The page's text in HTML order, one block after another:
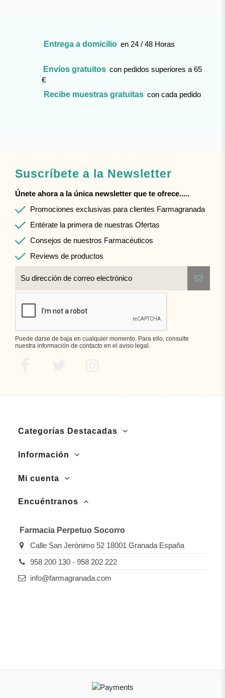
Entrega a domicilio en 24 / 48 Horas
Envíos gratuitos con pedidos superiores a 65
€
Recibe muestras gratuitas con cada pedido
Suscríbete a la Newsletter
Únete ahora a la única newsletter que te ofrece.....
Promociones exclusivas para clientes Farmagranada
Entérate la primera de nuestras Ofertas
Consejos de nuestros Farmacéuticos
Reviews de productos
Puede darse de baja en cualquier momento. Para ello, consulte
nuestra información de contacto en el aviso legal.
Categorías Destacadas
Información
Mi cuenta
Encuéntranos
Farmacia Perpetuo Socorro
Calle San Jerónimo 52 18001 Granada España
958 200 130 - 958 202 222
info@farmagranada.com